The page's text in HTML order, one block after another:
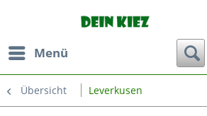
Menü
Übersicht Leverkusen